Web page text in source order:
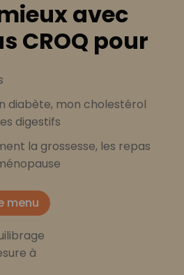
avec
CROQ pour
diabète, mon cholestérol
digestifs
la grossesse, les repas
menu
à